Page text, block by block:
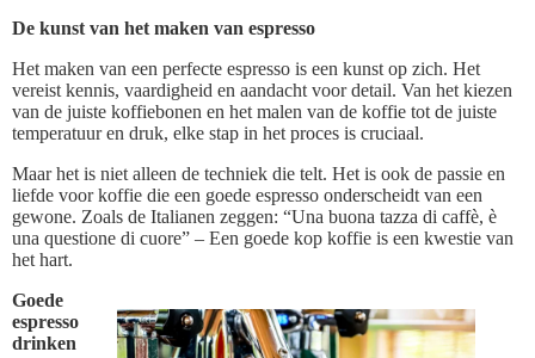
De kunst van het maken van espresso
Het maken van een perfecte espresso is een kunst op zich. Het
vereist kennis, vaardigheid en aandacht voor detail. Van het kiezen
van de juiste koffiebonen en het malen van de koffie tot de juiste
temperatuur en druk, elke stap in het proces is cruciaal.
Maar het is niet alleen de techniek die telt. Het is ook de passie en
liefde voor koffie die een goede espresso onderscheidt van een
gewone. Zoals de Italianen zeggen: “Una buona tazza di caffè, è
una questione di cuore” – Een goede kop koffie is een kwestie van
het hart.
Goede
espresso
drinken